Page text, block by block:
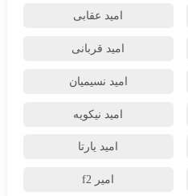
امید عقابی
امید قربانی
امید نسیمیان
امید نیکویه
امید یارتا
امیر f2